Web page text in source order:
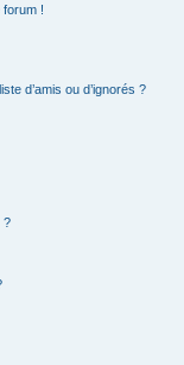
forum !
d’amis ou d’ignorés ?
?